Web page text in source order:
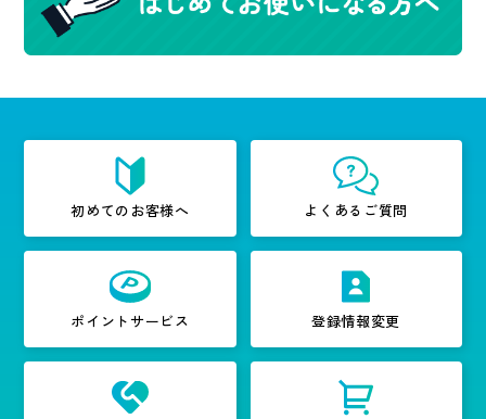
初めてのお客様へ よくあるご質問
ポイントサービス 登録情報変更